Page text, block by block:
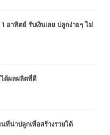
อาทิตย์ รับเงินเลย ปลูกง่ายๆ ไม่
ด้ผลผลิตที่ดี
น่าปลูกเพื่อสร้างรายได้